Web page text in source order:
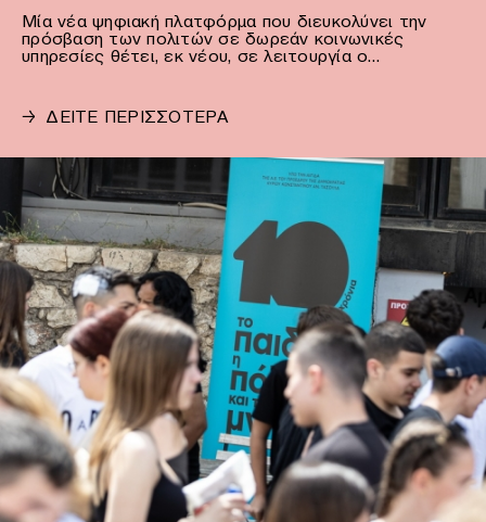
Μία νέα ψηφιακή πλατφόρμα που διευκολύνει την
πρόσβαση των πολιτών σε δωρεάν κοινωνικές
υπηρεσίες θέτει, εκ νέου, σε λειτουργία ο…
→ ΔΕΙΤΕ ΠΕΡΙΣΣΟΤΕΡΑ